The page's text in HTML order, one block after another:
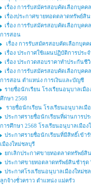
เรื่อง การรับสมัครสอบคัดเลือกบุคค
เรื่องประกาศขายทอดตลาดทรัพย์สิ
เรื่อง การรับสมัครสอบคัดเลือกบุค
การสอน
เรื่อง การรับสมัครสอบคัดเลือกบุคค
เรื่อง ประกาศใช้แผนปฏิบัติการประ
เรื่อง ประกวดสอบราคาทำประกันชี
เรื่อง การรับสมัครสอบคัดเลือกบุค
การสอน ตำแหน่ง การเงินและบัญชี
รายชื่อนักเรียน โรงเรียนอนุบาลเ
ศึกษา 2568
รายชื่อนักเรียน โรงเรียนอนุบาลเ
ประกาศรายชื่อนักเรียนที่ผ่านการ
การศึกษา 2568 โรงเรียนอนุบาลเมือง
ประกาศรายชื่อนักเรียนที่มีสิทธิ์เข้า
เมืองใหม่ชลบุรี
ยกเลิกประกาศขายทอตลาดทรัพย์สิ
ประกาศขายทอตลาดทรัพย์สินชำรุด
ประกาศโรงเรียนอนุบาลเมืองใหม่ช
ลูกจ้างชั่วคราว ตำแหน่ง แม่ครัว